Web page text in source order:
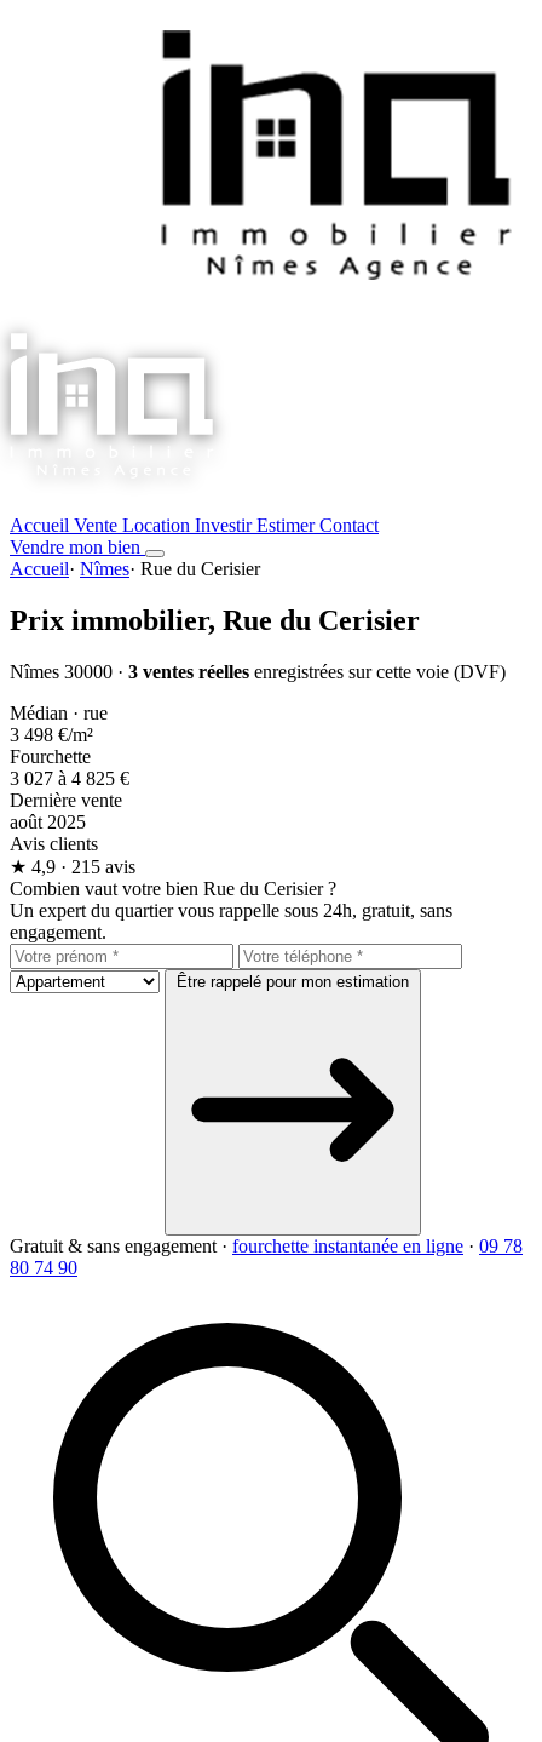
Accueil Vente Location InvestirEstimerContact
Vendre mon bien
Accueil· Nîmes· Rue du Cerisier
Prix immobilier, Rue du Cerisier
Nîmes 30000 · 3 ventes réelles enregistrées sur cette voie (DVF)
Médian · rue
3 498 €/m²
Fourchette
3 027 à 4 825 €
Dernière vente
août 2025
Avis clients
★ 4,9 · 215 avis
Combien vaut votre bien Rue du Cerisier ?
Un expert du quartier vous rappelle sous 24h, gratuit, sans
engagement.
Être rappelé pour mon estimation
Gratuit & sans engagement · fourchette instantanée en ligne · 09 78
80 74 90